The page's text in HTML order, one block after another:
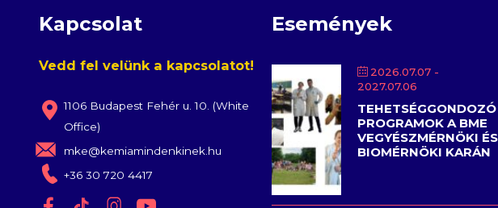
Kapcsolat
Vedd fel velünk a kapcsolatot!
1106 Budapest Fehér u. 10. (White
Office)
mke@kemiamindenkinek.hu
+36 30 720 4417
Események
2026.07.07-
2027.07.06
TEHETSÉGGONDOZÓ
PROGRAMOK A BME
VEGYÉSZMÉRNÖKI ÉS
BIOMÉRNÖKI KARÁN